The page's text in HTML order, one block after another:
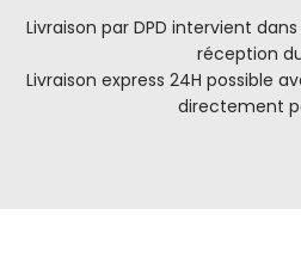
Livraison par DPD intervient
réception
Livraison express 24H possible
directement